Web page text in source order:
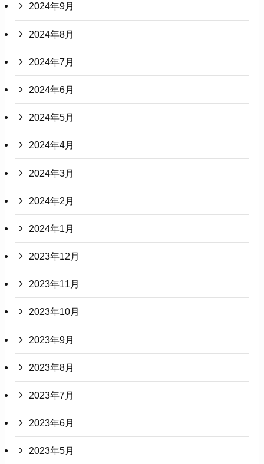
2024年9月
2024年8月
2024年7月
2024年6月
2024年5月
2024年4月
2024年3月
2024年2月
2024年1月
2023年12月
2023年11月
2023年10月
2023年9月
2023年8月
2023年7月
2023年6月
2023年5月